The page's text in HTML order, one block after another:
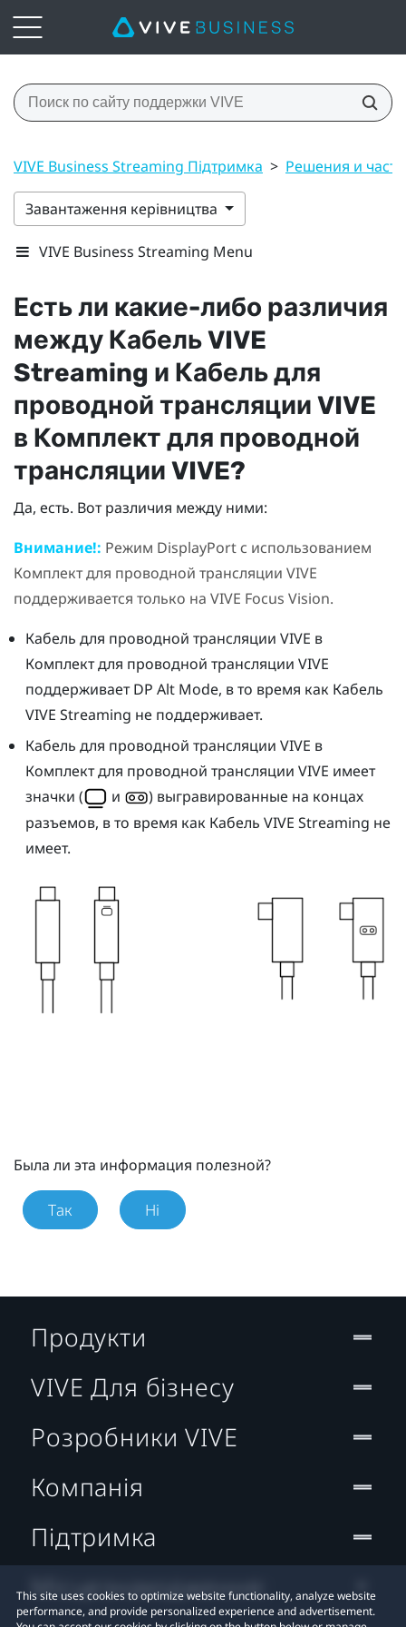
VIVE Business Streaming Підтримка > Решения и
Завантаження керівництва
VIVE Business Streaming Menu
Есть ли какие-либо различия
между Кабель VIVE
Streaming и Кабель для
проводной трансляции VIVE
в Комплект для проводной
трансляции VIVE?
Да, есть. Вот различия между ними:
Внимание!: Режим DisplayPortс использованием
Комплект для проводной трансляции VIVE
поддерживается только на VIVE Focus Vision.
Кабель для проводной трансляции VIVE в
Комплект для проводной трансляции VIVE
поддерживает DP Alt Mode, в то время как Кабель
VIVE Streaming не поддерживает.
Кабель для проводной трансляции VIVE в
Комплект для проводной трансляции VIVE имеет
значки (
и
) выгравированные на концах
разъемов, в то время как Кабель VIVE Streaming не
имеет.
Была ли эта информация полезной?
Так Ні
This site uses cookies to optimize website functionality, analyze website
performance, and provide personalized experience and advertisement.
Продукти
VIVE Для бізнесу
Розробники VIVE
Компанія
Підтримка
Місцезнаходження: